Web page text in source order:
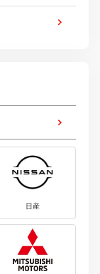
日産